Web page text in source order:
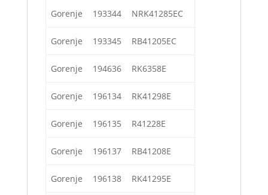
Gorenje 193344 NRK41285EC
Gorenje 193345 RB41205EC
Gorenje 194636 RK6358E
Gorenje 196134 RK41298E
Gorenje 196135 R41228E
Gorenje 196137 RB41208E
Gorenje 196138 RK41295E